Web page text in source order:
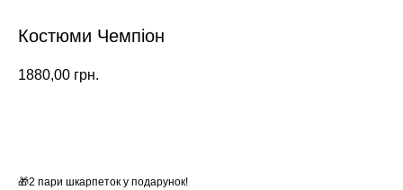
Костюми Чемпіон
1880,00 грн.
🎁2 пари шкарпеток у подарунок!